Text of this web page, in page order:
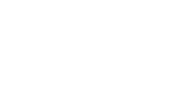
media, i quali potrebbero
che ha fornito loro o
utilizzo dei loro servizi.